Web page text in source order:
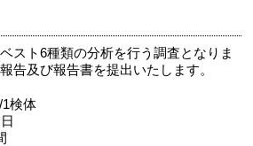
スト6種類の分析を行う調査となりま
告及び報告書を提出いたします。
1検体